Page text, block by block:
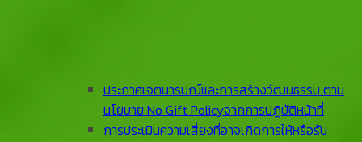
ประกาศเจตนารมณ์และการสร้างวัฒนธรรม ตาม
นโยบาย No Gift Policyจากการปฏิบัติหน้าที่
การประเมินความเสี่ยงที่อาจเกิดการให้หรือรับ